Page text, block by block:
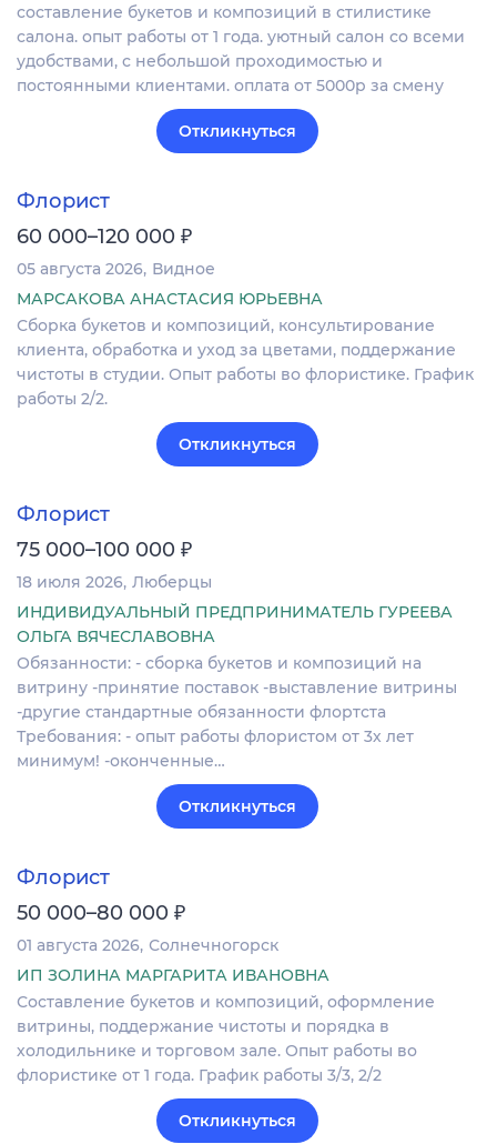
составление букетов и композиций в стилистике
салона. опыт работы от 1 года. уютный салон со всеми
удобствами, с небольшой проходимостью и
постоянными клиентами. оплата от 5000р за смену
Откликнуться
Флорист
60 000–120 000 ₽
05 августа 2026 Видное
МАРСАКОВА АНАСТАСИЯ ЮРЬЕВНА
Сборка букетов и композиций, консультирование
клиента, обработка и уход за цветами, поддержание
чистоты в студии. Опыт работы во флористике. График
работы 2/2.
Откликнуться
Флорист
75 000–100 000 ₽
18 июля 2026 Люберцы
ИНДИВИДУАЛЬНЫЙ ПРЕДПРИНИМАТЕЛЬ ГУРЕЕВА
ОЛЬГА ВЯЧЕСЛАВОВНА
Обязанности: - сборка букетов и композиций на
витрину -принятие поставок -выставление витрины
-другие стандартные обязанности флортста
Требования: - опыт работы флористом от 3х лет
минимум! -оконченные…
Откликнуться
Флорист
50 000–80 000 ₽
01 августа 2026 Солнечногорск
ИП ЗОЛИНА МАРГАРИТА ИВАНОВНА
Составление букетов и композиций, оформление
витрины, поддержание чистоты и порядка в
холодильнике и торговом зале. Опыт работы во
флористике от 1 года. График работы 3/3, 2/2
Откликнуться